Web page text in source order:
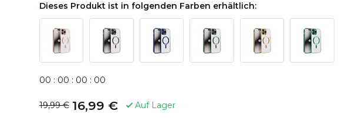
Dieses Produkt ist in folgenden Farben erhältlich:
00 : 00 : 00 : 00
19,99 € 16,99 € Auf Lager